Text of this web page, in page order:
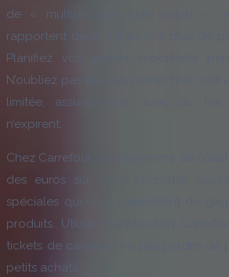
de « multiplication des points »
rapportent deux à trois fois plus de
Planifiez vos achats importants
N’oubliez pas que les points Fnac ont
limitée, assurez-vous donc de les
n’expirent.
Chez Carrefour, le programme de
des euros sur votre cagnotte.
spéciales qui vous permettent de
produits. Utilisez l’application
tickets de caisse et ne pas perdre de
petits achats.